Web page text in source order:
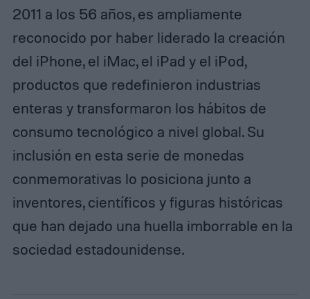
2011 a los 56 años, es ampliamente
reconocido por haber liderado la creación
del iPhone, el iMac, el iPad y el iPod,
productos que redefinieron industrias
enteras y transformaron los hábitos de
consumo tecnológico a nivel global. Su
inclusión en esta serie de monedas
conmemorativas lo posiciona junto a
inventores, científicos y figuras históricas
que han dejado una huella imborrable en la
sociedad estadounidense.